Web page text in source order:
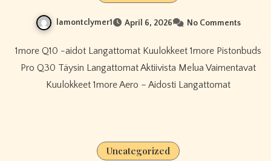
lamontclymer1 April 6, 2026 No Comments
1more Q10 -aidot Langattomat Kuulokkeet 1more Pistonbuds
Pro Q30 Täysin Langattomat Aktiivista Melua Vaimentavat
Kuulokkeet 1more Aero – Aidosti Langattomat
Uncategorized